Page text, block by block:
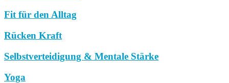
Fit für den Alltag
Rücken Kraft
Selbstverteidigung & Mentale Stärke
Yoga